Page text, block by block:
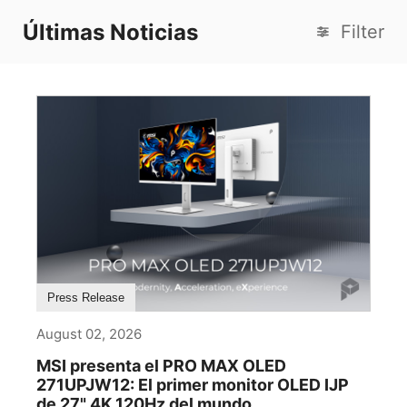
Últimas Noticias Filter
Press Release
August 02, 2026
MSI presenta el PRO MAX OLED
271UPJW12: El primer monitor OLED IJP